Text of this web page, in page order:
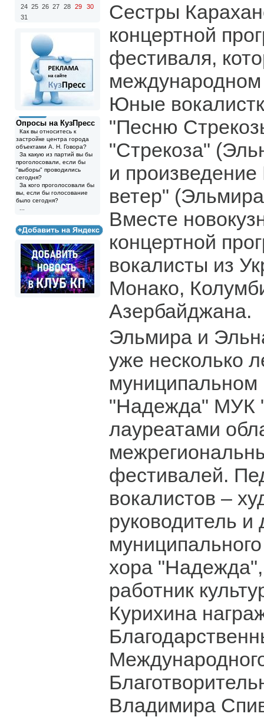
24 25 26 27 28 29
30
31
Опросы на КузПресс
Как вы относитесь к
застройке центра города
объектами А. Н. Говора?
За какую из партий вы бы
проголосовали, если бы
"выборы" проводились
сегодня?
За кого проголосовали бы
вы, если бы голосование
было сегодня?
Сестры
концертной
фестиваля,
Юные
"Песню
"Стрекоза"
и
ветер"
Вместе
концертной
вокалисты из
Монако,
Азербайджана.
Эльмира и
уже несколько
"Надежда" МУК
лауреатами
фестивалей.
вокалистов –
руководитель и
хора
работник
Курихина
Владимира